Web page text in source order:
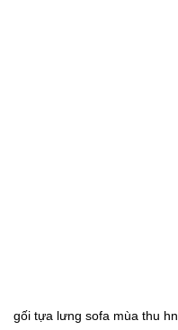
gối tựa lưng sofa mùa thu hn